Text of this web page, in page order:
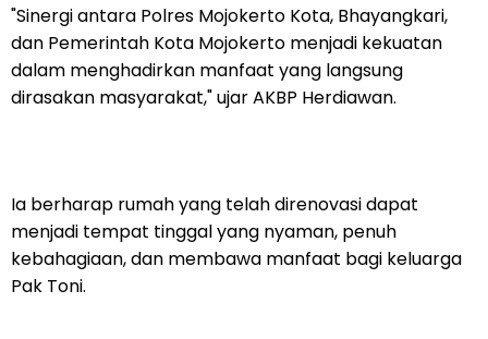
"Sinergi antara Polres Mojokerto Kota, Bhayangkari,
dan Pemerintah Kota Mojokerto menjadi kekuatan
dalam menghadirkan manfaat yang langsung
dirasakan masyarakat," ujar AKBP Herdiawan.
Ia berharap rumah yang telah direnovasi dapat
menjadi tempat tinggal yang nyaman, penuh
kebahagiaan, dan membawa manfaat bagi keluarga
Pak Toni.